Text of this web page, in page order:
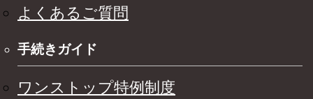
よくあるご質問
手続きガイド
ワンストップ特例制度